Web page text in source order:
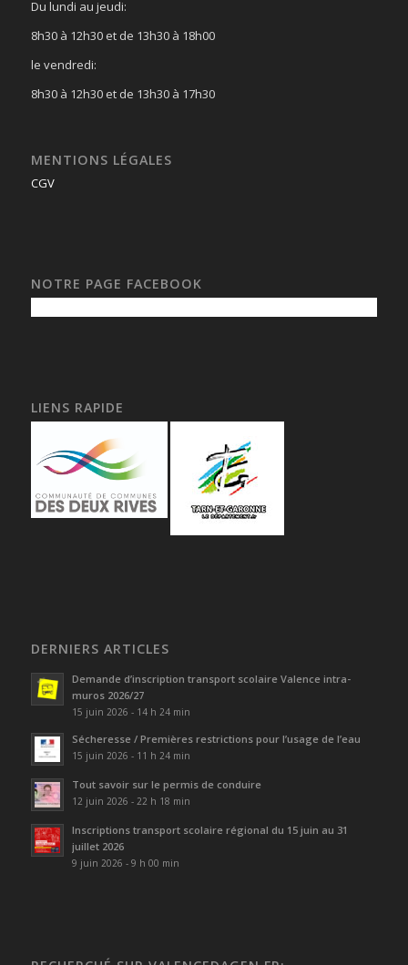
Du lundi au jeudi:
8h30 à 12h30 et de 13h30 à 18h00
le vendredi:
8h30 à 12h30 et de 13h30 à 17h30
MENTIONS LÉGALES
CGV
NOTRE PAGE FACEBOOK
LIENS RAPIDE
DERNIERS ARTICLES
Demande d’inscription transport scolaire Valence intra-
muros 2026/27
15 juin 2026 - 14 h 24 min
Sécheresse / Premières restrictions pour l’usage de l’eau
15 juin 2026 - 11 h 24 min
Tout savoir sur le permis de conduire
12 juin 2026 - 22 h 18 min
Inscriptions transport scolaire régional du 15 juin au 31
juillet 2026
9 juin 2026 - 9 h 00 min